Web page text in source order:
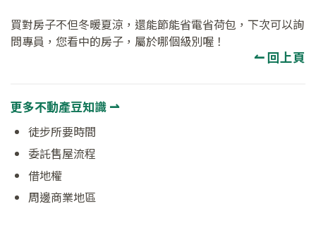
買對房子不但冬暖夏涼，還能節能省電省荷包，下次可以詢
問專員，您看中的房子，屬於哪個級別喔！
↼ 回上頁
更多不動產豆知識 ⇀
徒步所要時間
委託售屋流程
借地權
周邊商業地區